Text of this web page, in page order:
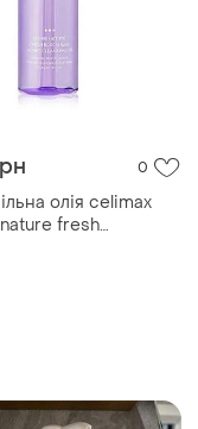
0
олія celimax
fresh
jojoba cleansing